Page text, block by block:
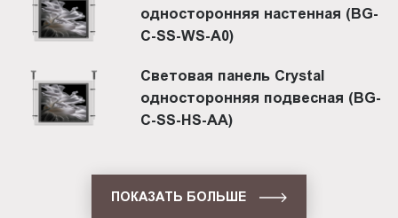
односторонняя настенная (BG-
C-SS-WS-A0)
Световая панель Crystal
односторонняя подвесная (BG-
C-SS-HS-AА)
ПОКАЗАТЬ БОЛЬШЕ